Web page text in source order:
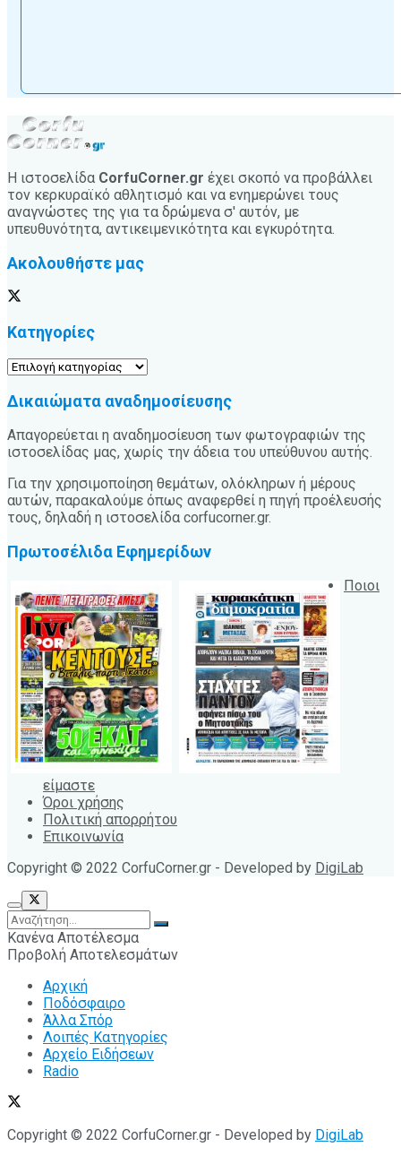
Η ιστοσελίδα CorfuCorner.gr έχει σκοπό να προβάλλει
τον κερκυραϊκό αθλητισμό και να ενημερώνει τους
αναγνώστες της για τα δρώμενα σ' αυτόν, με
υπευθυνότητα, αντικειμενικότητα και εγκυρότητα.
Ακολουθήστε μας
Κατηγορίες
Κατηγορίες
Δικαιώματα αναδημοσίευσης
Απαγορεύεται η αναδημοσίευση των φωτογραφιών της
ιστοσελίδας μας, χωρίς την άδεια του υπεύθυνου αυτής.
Για την χρησιμοποίηση θεμάτων, ολόκληρων ή μέρους
αυτών, παρακαλούμε όπως αναφερθεί η πηγή προέλευσής
τους, δηλαδή η ιστοσελίδα corfucorner.gr.
Πρωτοσέλιδα Εφημερίδων
Ποιοι
είμαστε
Όροι χρήσης
Πολιτική απορρήτου
Επικοινωνία
Copyright © 2022 CorfuCorner.gr - Developed by DigiLab
Κανένα Αποτέλεσμα
Προβολή Αποτελεσμάτων
Αρχική
Ποδόσφαιρο
Άλλα Σπόρ
Λοιπές Κατηγορίες
Αρχείο Ειδήσεων
Radio
Copyright © 2022 CorfuCorner.gr - Developed by DigiLab